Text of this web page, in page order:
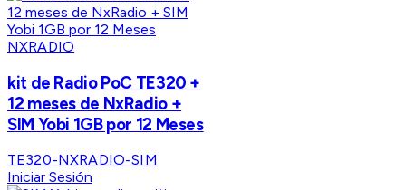
NXRADIO
kit de Radio PoC TE320 +
12 meses de NxRadio +
SIM Yobi 1GB por 12 Meses
TE320-NXRADIO-SIM
Iniciar Sesión